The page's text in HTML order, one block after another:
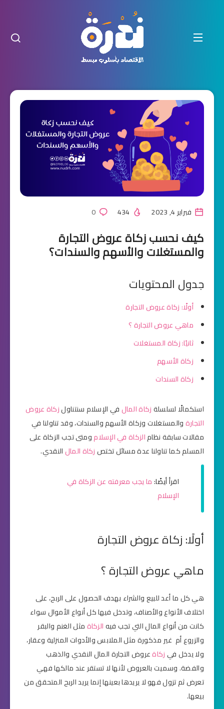
فبراير 4, 2023 0
كيف نحسب زكاة عروض التجارة
والمستغلات والأسهم والسندات؟
جدول المحتويات
أولًا: زكاة عروض التجارة
ماهي عروض التجارة ؟
ثانيًا: زكاة المستغلات
زكاة الأسهم
زكاة السندات
استكمالًا لسلسلةزكاة المال في الإسلام سنتناولزكاة عروض
التجارةوالمستغلات وزكاة الأسهم والسندات، وقد تناولنا في
مقالات سابقة نظامالزكاة في الإسلامومتى تجب الزكاة على
المسلم كما تناولنا عدة مسائل تختص زكاة المال النقدي.
اقرأ أيضًا:ما يجب معرفته عن الزكاة في
الإسلام
أولًا: زكاة عروض التجارة
ماهي عروض التجارة ؟
هي كل ما أعد للبيع والشراء بهدف الحصول على الربح، على
اختلاف الأنواع والأصناف، وتدخل فيها كل أنواع الأموال سواء
كانت من أنواع المال التي تجب فيهالزكاةمثل الغنم والبقر
والزروع أم غير مذكورة مثل الملابس والأدوات المنزلية وعقار،
ولا يدخل في زكاةعروض التجارة المال النقدي والذهب
والفضة. وسميت بالعروض لأنها لا تستقر عند مالكها فهي
تعرض ثم تزول فهو لا يريدها بعينها إنما يريد الربح المتحقق من
بيعها.